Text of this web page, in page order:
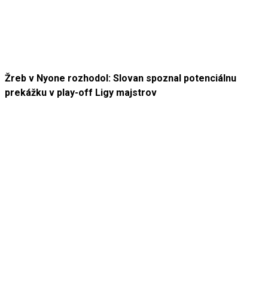
Žreb v Nyone rozhodol: Slovan spoznal potenciálnu
prekážku v play-off Ligy majstrov